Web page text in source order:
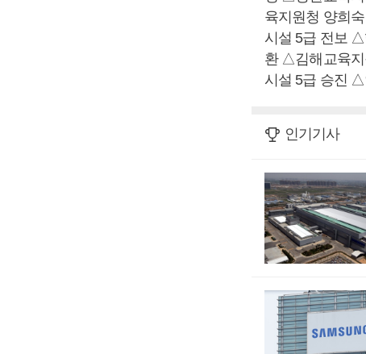
육지원청 양희
시설 5급 전보
환 △김해교육지
시설 5급 승진
인기기사